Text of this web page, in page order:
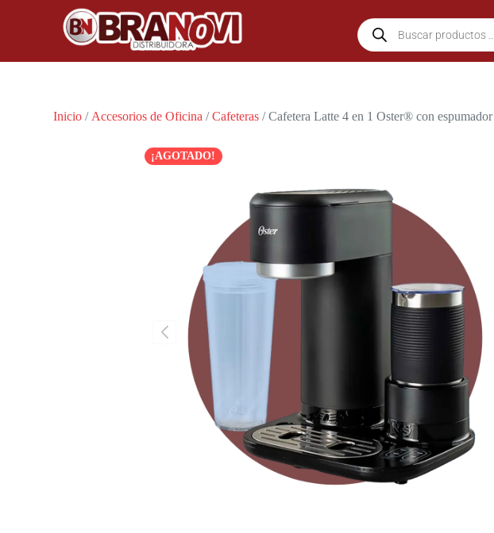
Inicio / Accesorios de Oficina /Cafeteras / Cafetera Latte 4 en 1 Oster® con espumador
¡AGOTADO!